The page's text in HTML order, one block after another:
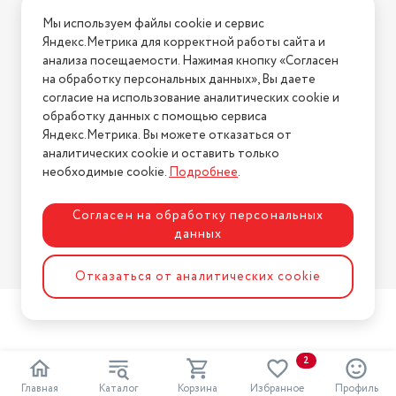
Главная Каталог Корзина Избранное
2
Профиль
Тип устройства
жироанализатор
Диаметр нижнего яруса
1 г.
Условия возврата
Нашли ошибку на сайте? Напишите нам
2026 © Интернет-магазин "АстМаркет". У нас есть всё!
Политика конфиденциальности
Разработка сайтаASTDESIGN
Мы используем файлы cookie и сервис
Яндекс.Метрика для корректной работы сайта и
анализа посещаемости. Нажимая кнопку «Согласен
на обработку персональных данных», Вы даете
согласие на использование аналитических cookie и
обработку данных с помощью сервиса
Яндекс.Метрика. Вы можете отказаться от
аналитических cookie и оставить только
необходимые cookie.Подробнее.
Согласен на обработку персональных
данных
Отказаться от аналитических cookie